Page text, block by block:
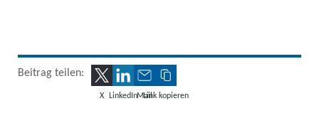
Beitrag teilen:
X LinkedInMailLink kopieren